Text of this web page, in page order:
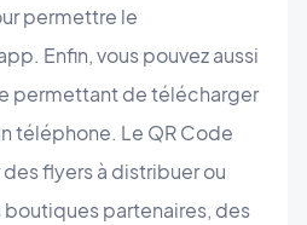
permettre le
Enfin, vous pouvez aussi
permettant de télécharger
téléphone. Le QR Code
flyers à distribuer ou
partenaires, des